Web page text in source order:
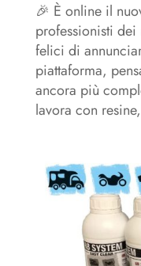
🎉 È online il
professionisti
felici di
piattaforma,
ancora più
lavora con